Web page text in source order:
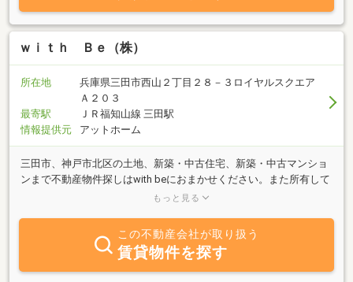
いています。又「無料」にてお見積もりもさせて頂きます。お値打
ちの価格でのリフォーム等もご提供できると思いますので、どうか
お気軽にお問い合わせいただければと思います。心よりお待ち致し
ｗｉｔｈ Ｂｅ（株）
所在地
兵庫県三田市西山２丁目２８－３ロイヤルスクエア
Ａ２０３
最寄駅
ＪＲ福知山線 三田駅
情報提供元
アットホーム
三田市、神戸市北区の土地、新築・中古住宅、新築・中古マンショ
ンまで不動産物件探しはwith beにおまかせください。また所有して
いる不動産物件の売却、査定など不動産に関することもご相談をお
ンセプトに、物件探しから物件のリノベーション、そのアフターケ
アまでワンストップでサポートしております。建築の専門知識を活
かしながら、物件探しの段階からより良いプランをご提案できるの
で、お客様のご心配事をトータルでサポートさせて頂きます。ま
もっと見る
この不動産会社が取り扱う
賃貸物件を探す